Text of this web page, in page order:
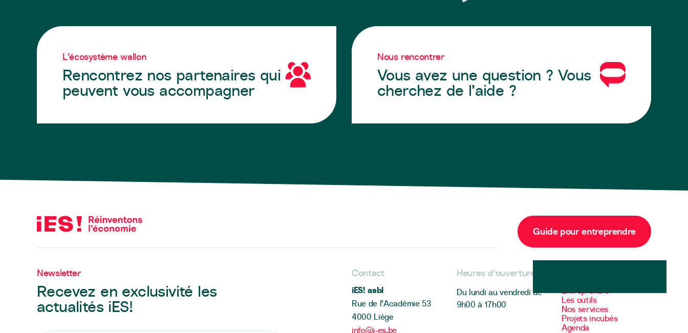
L’écosystème wallon
Rencontrez nos partenaires qui
peuvent vous accompagner
Nous rencontrer
Vous avez une question ? Vous
cherchez de l’aide ?
Guide pour entreprendre
Newsletter
Recevez en exclusivité les
actualités iES!
Contact
iES! asbl
Rue de l’Académie 53
4000 Liège
info@i-es.be
Heures d'ouverture
Du lundi au vendredi de
9h00 à 17h00
Entreprendre
Les outils
Nos services
Projets incubés
Agenda